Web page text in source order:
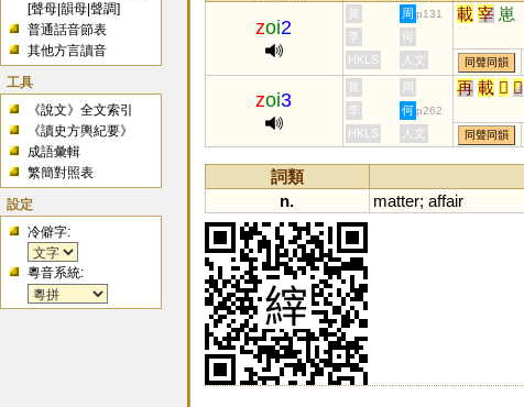
[聲母 |韻母 |聲調]
普通話音節表
其他方言讀音
工具
《說文》全文索引
《讀史方輿紀要》
成語彙輯
繁簡對照表
設定
冷僻字:
粵音系統:
zoi2
黃 周 p131 載 宰 崽
李
何
HKLS
人文 同聲同韻
zoi3
黃 周 再 載 𨚵 𩛥
李 何 p262
HKLS 人文 同聲同韻
詞類
n.
matter; affair